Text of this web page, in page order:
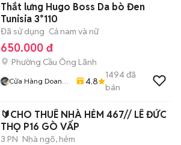
Thắt lưng Hugo Boss Da bò Đen
Tunisia 3*110
Đã sử dụng Cả nam và nữ
650.000 đ
Phường Cầu Ông Lãnh
Cửa Hàng Doan
4.8
1494đã
bán
🔰CHO THUÊ NHÀ HẺM 467// LÊ ĐỨC
THỌ P16 GÒ VẤP
3 PN Nhà ngõ, hẻm